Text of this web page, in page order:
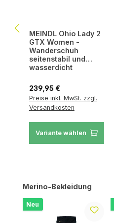
MEINDL Ohio Lady 2
GTX Women -
Wanderschuh
seitenstabil und
wasserdicht
Regulärer Preis:
239,95 €
Preise inkl. MwSt. zzgl.
Versandkosten
Variante wählen
Produktgalerie überspringen
Merino-Bekleidung
Neu